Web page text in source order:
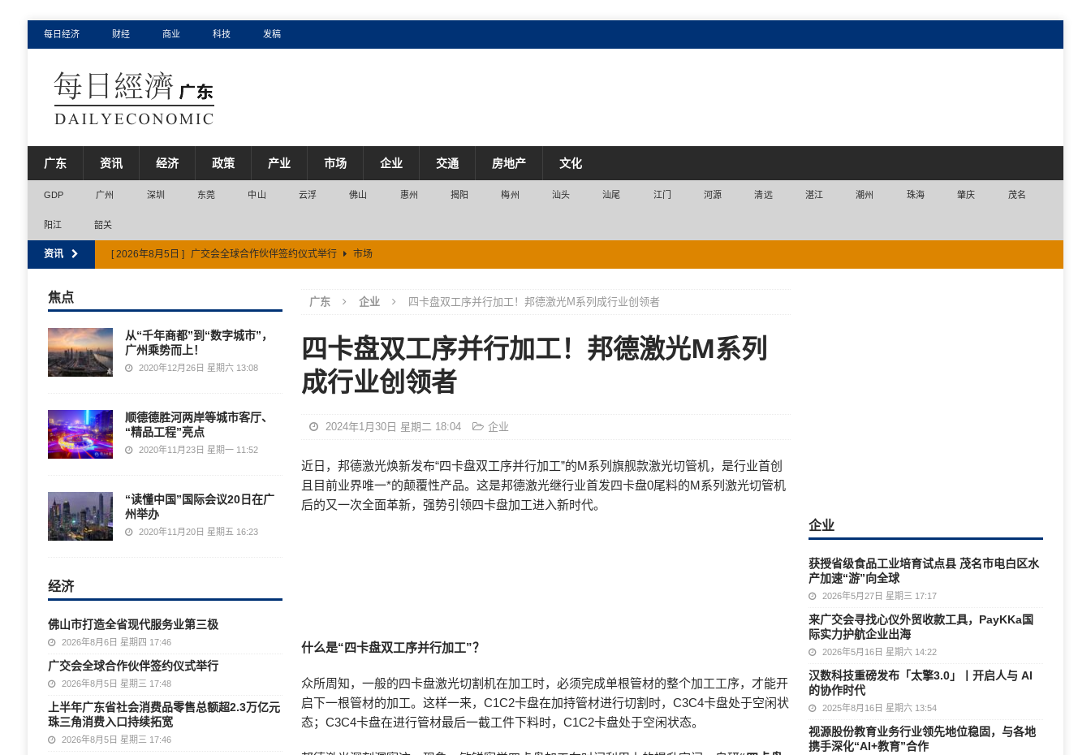
每日经济 财经 商业 科技 发稿
广东 资讯 经济 政策 产业 市场 企业 交通 房地产 文化
GDP 广州 深圳 东莞 中山 云浮 佛山 惠州 揭阳 梅州 汕头 汕尾 江门 河源 清远 湛江 潮州 珠海 肇庆 茂名
阳江 韶关
资讯 [ 2026年8月5日 ] 上半年广东省社会消费品零售总额超2.3万亿元 珠三角消费入口持续拓宽
[ 2026年8月5日 ] 广交会全球合作伙伴签约仪式举行 市场
广东 企业 四卡盘双工序并行加工！邦德激光M系列成行业创领者
四卡盘双工序并行加工！邦德激光M系列
成行业创领者
2024年1月30日 星期二 18:04 企业
近日，邦德激光焕新发布“四卡盘双工序并行加工”的M系列旗舰款激光切管机，是行业首创
且目前业界唯一*的颠覆性产品。这是邦德激光继行业首发四卡盘0尾料的M系列激光切管机
后的又一次全面革新，强势引领四卡盘加工进入新时代。
什么是“四卡盘双工序并行加工”？
众所周知，一般的四卡盘激光切割机在加工时，必须完成单根管材的整个加工工序，才能开
启下一根管材的加工。这样一来，C1C2卡盘在加持管材进行切割时，C3C4卡盘处于空闲状
态；C3C4卡盘在进行管材最后一截工件下料时，C1C2卡盘处于空闲状态。
焦点
从“千年商都”到“数字城市”，
广州乘势而上！
2020年12月26日 星期六 13:08
顺德德胜河两岸等城市客厅、
“精品工程”亮点
2020年11月23日 星期一 11:52
“读懂中国”国际会议20日在广
州举办
2020年11月20日 星期五 16:23
经济
佛山市打造全省现代服务业第三极
2026年8月6日 星期四 17:46
广交会全球合作伙伴签约仪式举行
2026年8月5日 星期三 17:48
上半年广东省社会消费品零售总额超2.3万亿元
珠三角消费入口持续拓宽
2026年8月5日 星期三 17:46
企业
获授省级食品工业培育试点县 茂名市电白区水
产加速“游”向全球
2026年5月27日 星期三 17:17
来广交会寻找心仪外贸收款工具，PayKKa国
际实力护航企业出海
2026年5月16日 星期六 14:22
汉数科技重磅发布「太擎3.0」丨开启人与 AI
的协作时代
2025年8月16日 星期六 13:54
视源股份教育业务行业领先地位稳固，与各地
携手深化“AI+教育”合作